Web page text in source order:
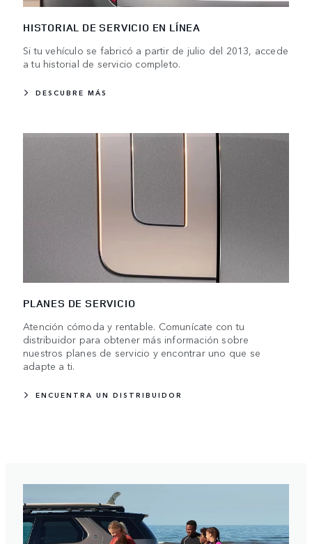
HISTORIAL DE SERVICIO EN LÍNEA
Si tu vehículo se fabricó a partir de julio del 2013, accede
a tu historial de servicio completo.
DESCUBRE MÁS
PLANES DE SERVICIO
Atención cómoda y rentable. Comunícate con tu
distribuidor para obtener más información sobre
nuestros planes de servicio y encontrar uno que se
adapte a ti.
ENCUENTRA UN DISTRIBUIDOR